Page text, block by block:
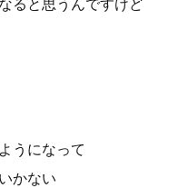
ると思うんですけど
うになって
かない